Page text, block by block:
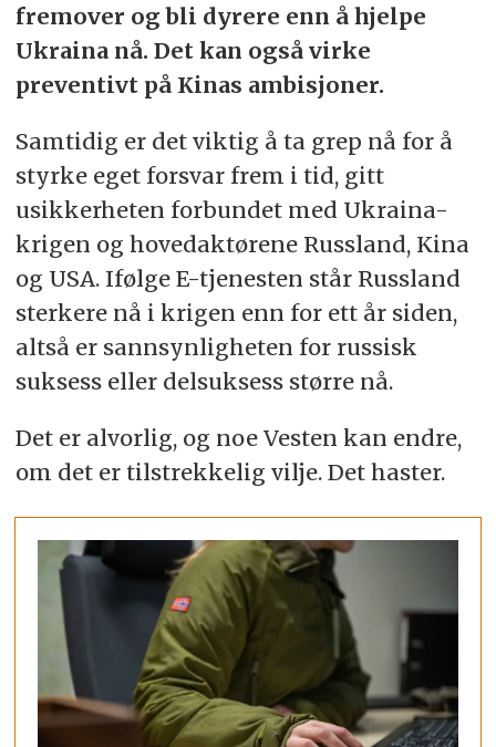
fremover og bli dyrere enn å hjelpe
Ukraina nå. Det kan også virke
preventivt på Kinas ambisjoner.
Samtidig er det viktig å ta grep nå for å
styrke eget forsvar frem i tid, gitt
usikkerheten forbundet med Ukraina-
krigen og hovedaktørene Russland, Kina
og USA. Ifølge E-tjenesten står Russland
sterkere nå i krigen enn for ett år siden,
altså er sannsynligheten for russisk
suksess eller delsuksess større nå.
Det er alvorlig, og noe Vesten kan endre,
om det er tilstrekkelig vilje. Det haster.